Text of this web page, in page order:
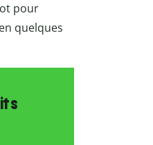
pour
quelques